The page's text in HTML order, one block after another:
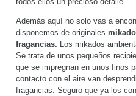
Además aquí no solo vas a
disponemos de originales
fragancias. Los mikados
Se trata de unos pequeños
que se impregnan en unos finos
contacto con el aire van
fragancias. Seguro que ya los